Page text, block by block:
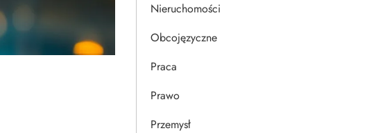
Nieruchomości
Obcojęzyczne
Praca
Prawo
Przemysł